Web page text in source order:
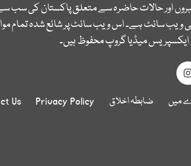
اور حالات حاضرہ سے متعلق پاکستان کی سب
ویب سائٹ ہے۔ اس ویب سائٹ پر شائع شدہ تمام
میڈیا گروپ محفوظ ہیں۔
میں ضابطہ اخلاق Privacy Policy
Us